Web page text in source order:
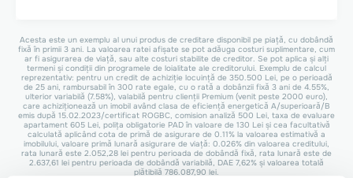
Acesta este un exemplu al unui produs de creditare disponibil pe piață, cu dobândă
fixă în primii 3 ani. La valoarea ratei afișate se pot adăuga costuri suplimentare, cum
ar fi asigurarea de viață, sau alte costuri stabilite de creditor. Se pot aplica și alți
termeni și condiții din programele de loialitate ale creditorului. Exemplu de calcul
reprezentativ: pentru un credit de achiziție locuință de 350.500 Lei, pe o perioadă
de 25 ani, rambursabil în 300 rate egale, cu o rată a dobânzii fixă 3 ani de 4.55%,
ulterior variabilă (7.58%), valabilă pentru clienții Premium (venit peste 2000 euro),
care achiziționează un imobil având clasa de eficiență energetică A/superioară/B
emis după 15.02.2023/certificat ROGBC, comision analiză 500 Lei, taxa de evaluare
apartament 605 Lei, polița obligatorie PAD în valoare de 130 Lei și cea facultativă
calculată aplicând cota de primă de asigurare de 0.11% la valoarea estimativă a
imobilului, valoare primă lunară asigurare de viață: 0.026% din valoarea creditului,
rata lunară este 2.052,28 lei pentru perioada de dobândă fixă, rata lunară este de
2.637,61 lei pentru perioada de dobândă variabilă, DAE 7,62% și valoarea totală
plătibilă 786.087,90 lei.